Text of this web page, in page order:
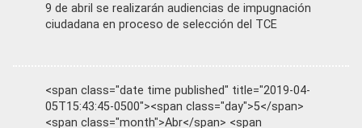
9 de abril se realizarán audiencias de impugnación
ciudadana en proceso de selección del TCE
<span class="date time published" title="2019-04-
05T15:43:45-0500"><span class="day">5</span>
<span class="month">Abr</span> <span